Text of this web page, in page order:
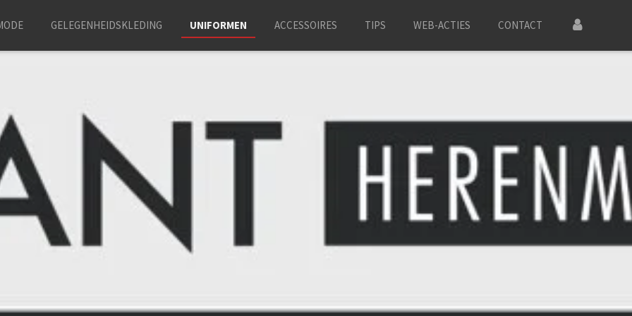
GELEGENHEIDSKLEDING UNIFORMEN ACCESSOIRES TIPS WEB-ACTIES CONTACT